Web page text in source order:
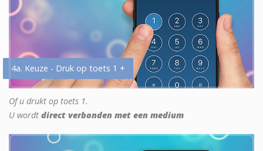
4a. Keuze - Druk op toets 1 +
Of u drukt op toets 1.
U wordt direct verbonden met een medium